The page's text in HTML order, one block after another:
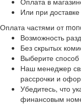
Или при доставке
Оплата частями от
Возможность
Без скрытых
Выберите
Наш менеджер
рассрочки и
Убедитесь, что
финансовым